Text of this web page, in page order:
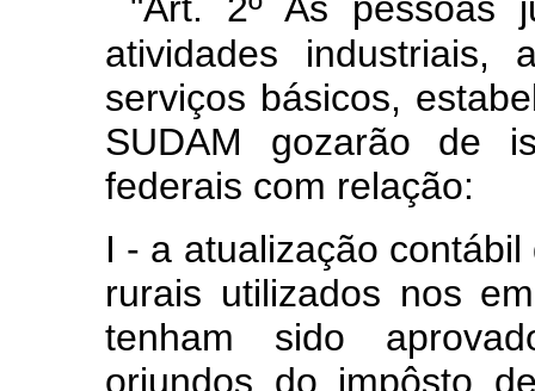
atividades industriais,
serviços básicos,
SUDAM gozarão de
federais com relação:
I - a atualização
rurais utilizados nos
tenham sido
oriundos do impôsto